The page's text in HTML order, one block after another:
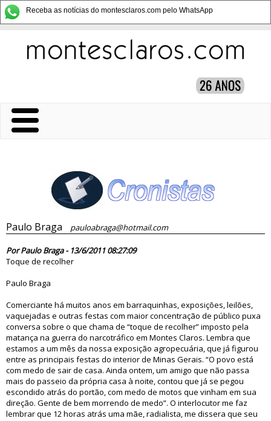
Receba as notícias do montesclaros.com pelo WhatsApp
Paulo Braga
pauloabraga@hotmail.com
Por Paulo Braga - 13/6/2011 08:27:09
Toque de recolher
Paulo Braga
Comerciante há muitos anos em barraquinhas, exposições, leilões,
vaquejadas e outras festas com maior concentração de público puxa
conversa sobre o que chama de “toque de recolher” imposto pela
matança na guerra do narcotráfico em Montes Claros. Lembra que
estamos a um mês da nossa exposição agropecuária, que já figurou
entre as principais festas do interior de Minas Gerais. “O povo está
com medo de sair de casa. Ainda ontem, um amigo que não passa
mais do passeio da própria casa à noite, contou que já se pegou
escondido atrás do portão, com medo de motos que vinham em sua
direção. Gente de bem morrendo de medo”. O interlocutor me faz
lembrar que 12 horas atrás uma mãe, radialista, me dissera que seu